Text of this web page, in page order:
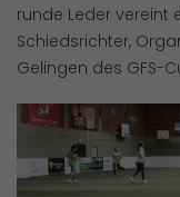
runde Leder vereint
Schiedsrichter,
Gelingen des GFS-